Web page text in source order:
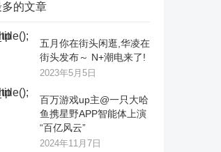
的文章
五月你在街头闲逛,华凌在
街头发布～ N+潮电来了!
2023年5月5日
百万游戏up主@一只大哈
鱼携星野APP智能体上演
“百亿风云”
2024年11月7日